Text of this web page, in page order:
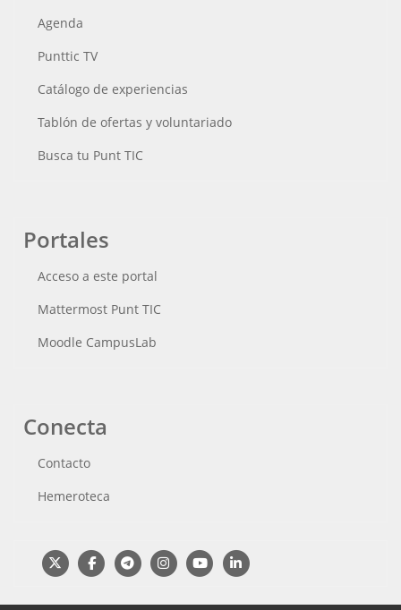
Agenda
Punttic TV
Catálogo de experiencias
Tablón de ofertas y voluntariado
Busca tu Punt TIC
Portales
Acceso a este portal
Mattermost Punt TIC
Moodle CampusLab
Conecta
Contacto
Hemeroteca